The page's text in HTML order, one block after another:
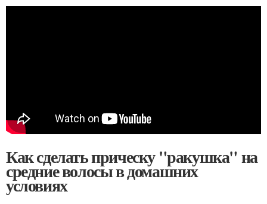
Как сделать прическу "ракушка" на
средние волосы в домашних
условиях